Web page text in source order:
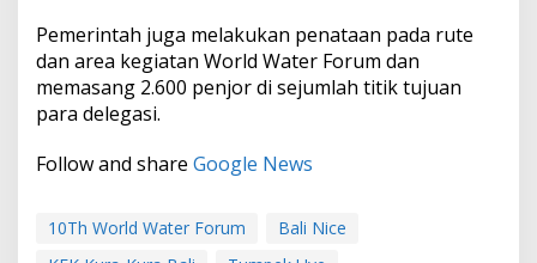
Pemerintah juga melakukan penataan pada rute
dan area kegiatan World Water Forum dan
memasang 2.600 penjor di sejumlah titik tujuan
para delegasi.
Follow and share Google News
10Th World Water Forum
Bali Nice